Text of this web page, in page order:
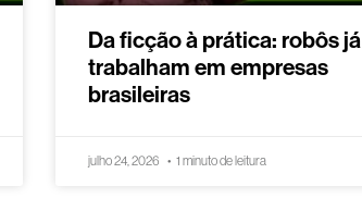
Da ficção à prática: robôs já
trabalham em empresas
brasileiras
julho 24, 2026 1 minuto de leitura